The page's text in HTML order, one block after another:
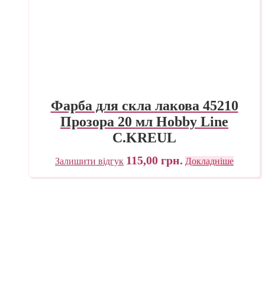
Фарба для скла лакова 45210
Прозора 20 мл Hobby Line
C.KREUL
Залишити відгук 115,00 грн. Докладніше